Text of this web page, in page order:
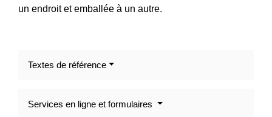
un endroit et emballée à un autre.
Textes de référence
Services en ligne et formulaires